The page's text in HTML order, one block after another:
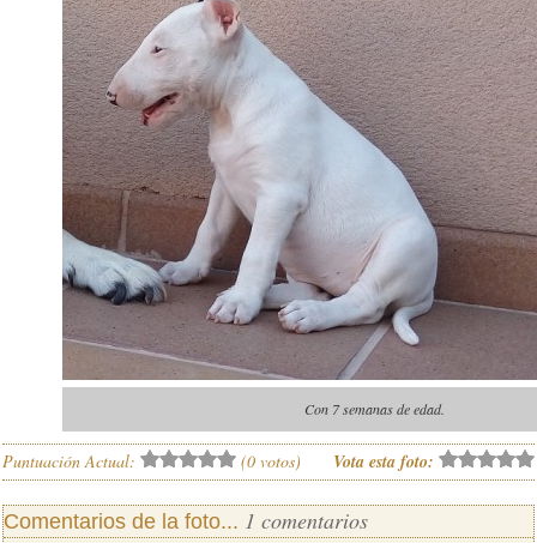
Con 7 semanas de edad.
Puntuación Actual: (0 votos) Vota esta foto:
Comentarios de la foto... 1 comentarios